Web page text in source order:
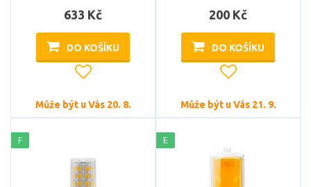
633 Kč
DO KOŠÍKU
Může být u Vás 20. 8.
200 Kč
DO KOŠÍKU
Může být u Vás 21. 9.
F E